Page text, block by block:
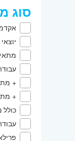
סוג
יוצאי 8200/ממר"ם
+
+
כולל